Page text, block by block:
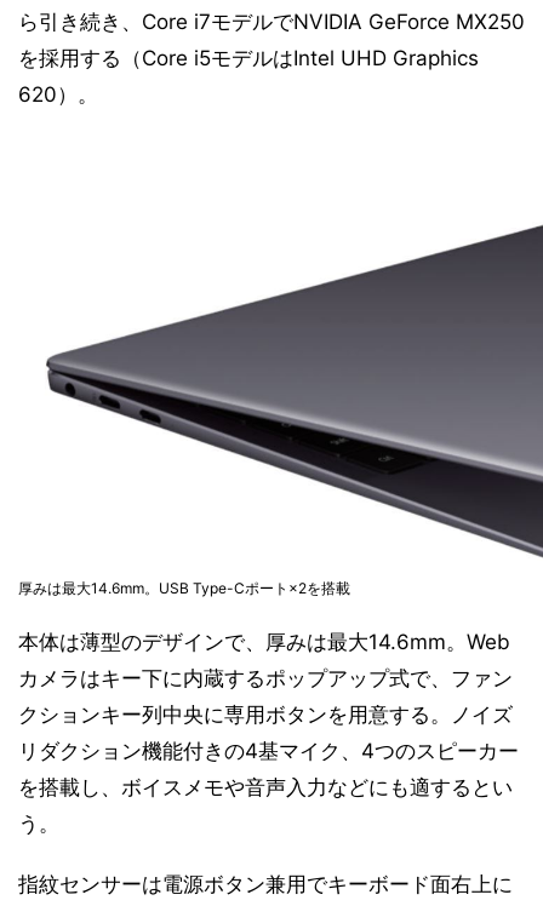
ら引き続き、Core i7モデルでNVIDIA GeForce MX250
を採用する（Core i5モデルはIntel UHD Graphics
620）。
厚みは最大14.6mm。USB Type-Cポート×2を搭載
本体は薄型のデザインで、厚みは最大14.6mm。Web
カメラはキー下に内蔵するポップアップ式で、ファン
クションキー列中央に専用ボタンを用意する。ノイズ
リダクション機能付きの4基マイク、4つのスピーカー
を搭載し、ボイスメモや音声入力などにも適するとい
う。
指紋センサーは電源ボタン兼用でキーボード面右上に